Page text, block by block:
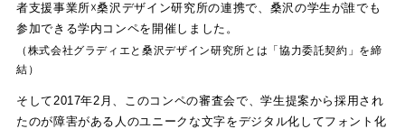
者支援事業所☓桑沢デザイン研究所の連携で、桑沢の学生が誰でも
参加できる学内コンペを開催しました。
（株式会社グラディエと桑沢デザイン研究所とは「協力委託契約」を締
結）
そして2017年2月、このコンペの審査会で、学生提案から採用され
たのが障害がある人のユニークな文字をデジタル化してフォント化